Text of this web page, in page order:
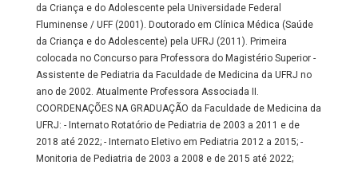
da Criança e do Adolescente pela Universidade Federal
Fluminense / UFF (2001). Doutorado em Clínica Médica (Saúde
da Criança e do Adolescente) pela UFRJ (2011). Primeira
colocada no Concurso para Professora do Magistério Superior -
Assistente de Pediatria da Faculdade de Medicina da UFRJ no
ano de 2002. Atualmente Professora Associada II.
COORDENAÇÕES NA GRADUAÇÃO da Faculdade de Medicina da
UFRJ: - Internato Rotatório de Pediatria de 2003 a 2011 e de
2018 até 2022; - Internato Eletivo em Pediatria 2012 a 2015; -
Monitoria de Pediatria de 2003 a 2008 e de 2015 até 2022;